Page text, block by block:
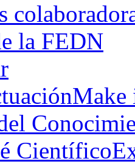
la FEDN
Científico